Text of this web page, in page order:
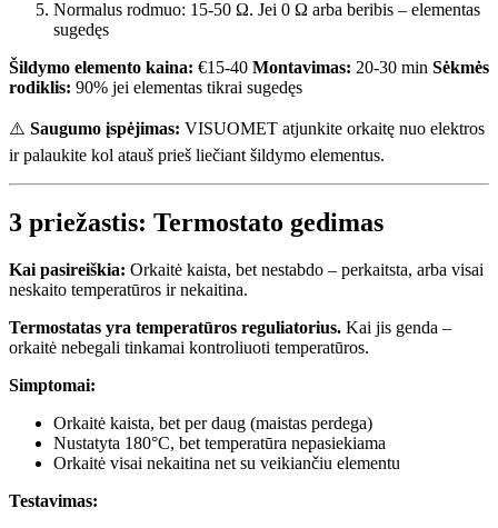
Normalus rodmuo: 15-50 Ω. Jei 0 Ω arba beribis – elementas
sugedęs
Šildymo elemento kaina: €15-40 Montavimas: 20-30 min Sėkmės
rodiklis: 90% jei elementas tikrai sugedęs
⚠️ Saugumo įspėjimas: VISUOMET atjunkite orkaitę nuo elektros
ir palaukite kol atauš prieš liečiant šildymo elementus.
3 priežastis: Termostato gedimas
Kai pasireiškia: Orkaitė kaista, bet nestabdo – perkaitsta, arba visai
neskaito temperatūros ir nekaitina.
Termostatas yra temperatūros reguliatorius. Kai jis genda –
orkaitė nebegali tinkamai kontroliuoti temperatūros.
Simptomai:
Orkaitė kaista, bet per daug (maistas perdega)
Nustatyta 180°C, bet temperatūra nepasiekiama
Orkaitė visai nekaitina net su veikiančiu elementu
Testavimas: